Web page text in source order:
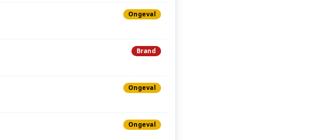
Ongeval
Brand
Ongeval
Ongeval